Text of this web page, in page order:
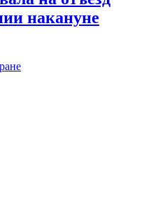
накануне